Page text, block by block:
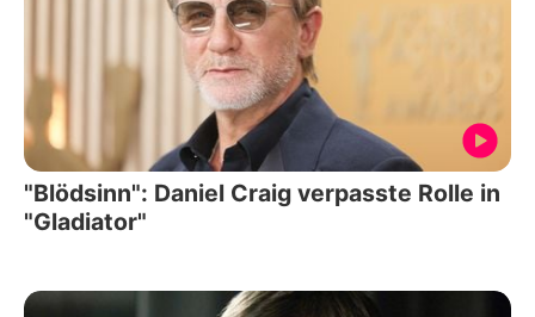
"Blödsinn": Daniel Craig verpasste Rolle in
"Gladiator"